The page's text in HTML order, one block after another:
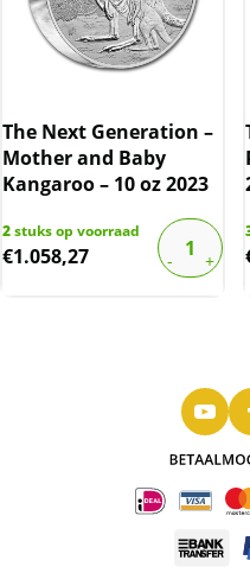
The Next Generation –
Mother and Baby
Kangaroo – 10 oz 2023
2stuks op voorraad
€1.058,27